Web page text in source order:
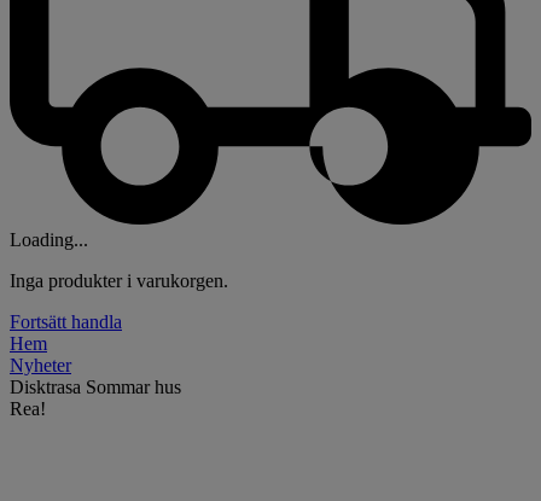
Loading...
Inga produkter i varukorgen.
Fortsätt handla
Hem
Nyheter
Disktrasa Sommar hus
Rea!